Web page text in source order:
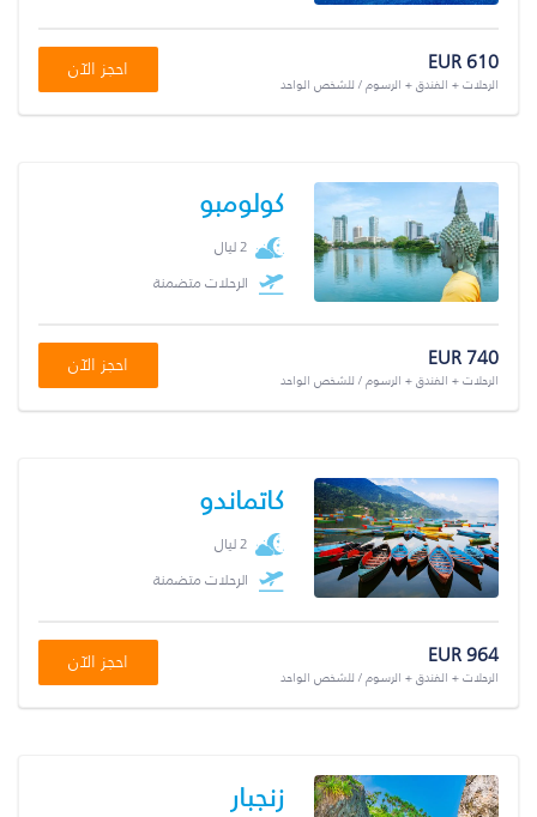
EUR 610
الرحلات + الفندق + الرسوم / للشخص الواحد
احجز الآن
كولومبو
2 ليال
الرحلات متضمنة
EUR 740
الرحلات + الفندق + الرسوم / للشخص الواحد
احجز الآن
كاتماندو
2 ليال
الرحلات متضمنة
EUR 964
الرحلات + الفندق + الرسوم / للشخص الواحد
احجز الآن
زنجبار